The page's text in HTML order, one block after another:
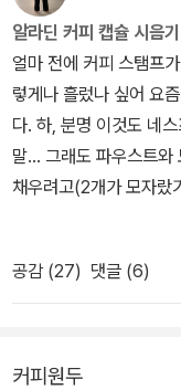
알라딘 커피 캡슐 시음기
얼마 전에 커피 스탬프
렇게나 흘렀나 싶어 요
다. 하, 분명 이것도 네
말... 그래도 파우스트
채우려고(2개가 모자랐
되는터라 아예 스테인
피를 마시곤 했다. 그래
캡슐에 담고 스탬프로
이 잘 안 느껴져서 손이
공감 (27) 댓글 (6)
커피원두